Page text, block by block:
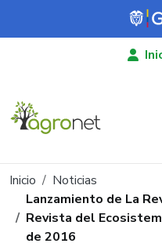
Pasar al contenido principal
Ruta de
Inicio
Noticias
Lanzamiento de La
Revista del
de 2016